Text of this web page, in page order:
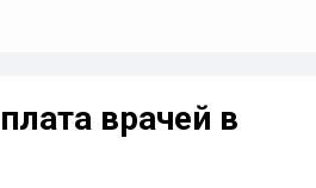
врачей в